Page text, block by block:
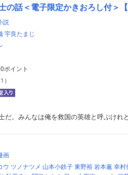
の話＜電子限定かきおろし付＞【
説
宇良たまじ
ポイント
）
だ。みんなは俺を救国の英雄と呼ぶけれ
画
ウ ツノナツメ 山本小鉄子 東野裕 岩本薫 幸村